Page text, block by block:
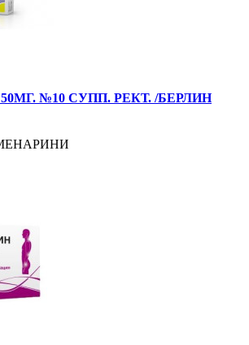
№10 СУПП. РЕКТ. /БЕРЛИН